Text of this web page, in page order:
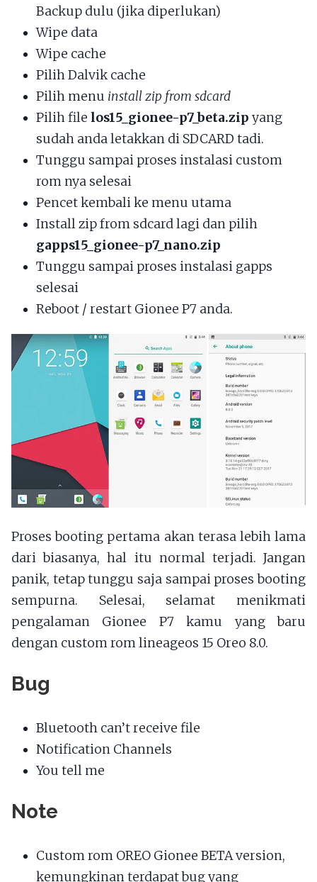
Backup dulu (jika diperlukan)
Wipe data
Wipe cache
Pilih Dalvik cache
Pilih menu install zip from sdcard
Pilih file los15_gionee-p7_beta.zip yang
sudah anda letakkan di SDCARD tadi.
Tunggu sampai proses instalasi custom
rom nya selesai
Pencet kembali ke menu utama
Install zip from sdcard lagi dan pilih
gapps15_gionee-p7_nano.zip
Tunggu sampai proses instalasi gapps
selesai
Reboot / restart Gionee P7 anda.
Proses booting pertama akan terasa lebih lama
dari biasanya, hal itu normal terjadi. Jangan
panik, tetap tunggu saja sampai proses booting
sempurna. Selesai, selamat menikmati
pengalaman Gionee P7 kamu yang baru
dengan custom rom lineageos 15 Oreo 8.0.
Bug
Bluetooth can’t receive file
Notification Channels
You tell me
Note
Custom rom OREO Gionee BETA version,
kemungkinan terdapat bug yang